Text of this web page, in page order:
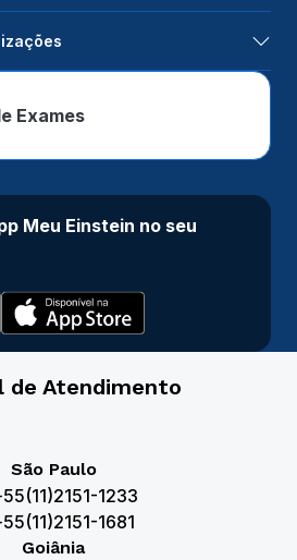
Exames
Meu Einstein no seu
de Atendimento
São Paulo
1233
1681
Goiânia